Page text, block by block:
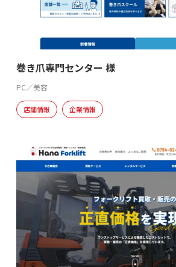
巻き爪専門センター 様
PC／美容
店舗情報 企業情報